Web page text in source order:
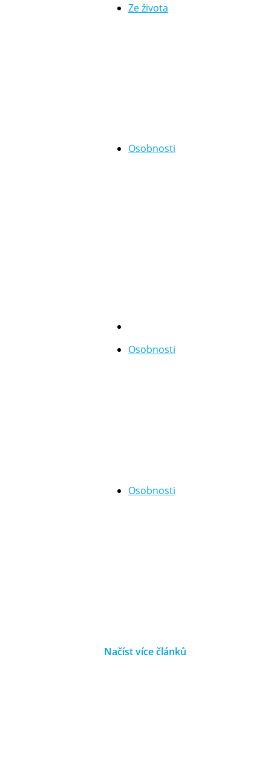
Ze života
Osobnosti
Osobnosti
Osobnosti
Načíst více článků